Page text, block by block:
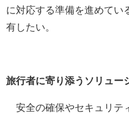
に対応する準備を進めてい
有したい。
旅行者に寄り添うソリュー
安全の確保やセキュリテ